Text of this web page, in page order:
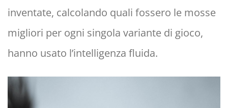
inventate, calcolando quali fossero le mosse
migliori per ogni singola variante di gioco,
hanno usato l’intelligenza fluida.